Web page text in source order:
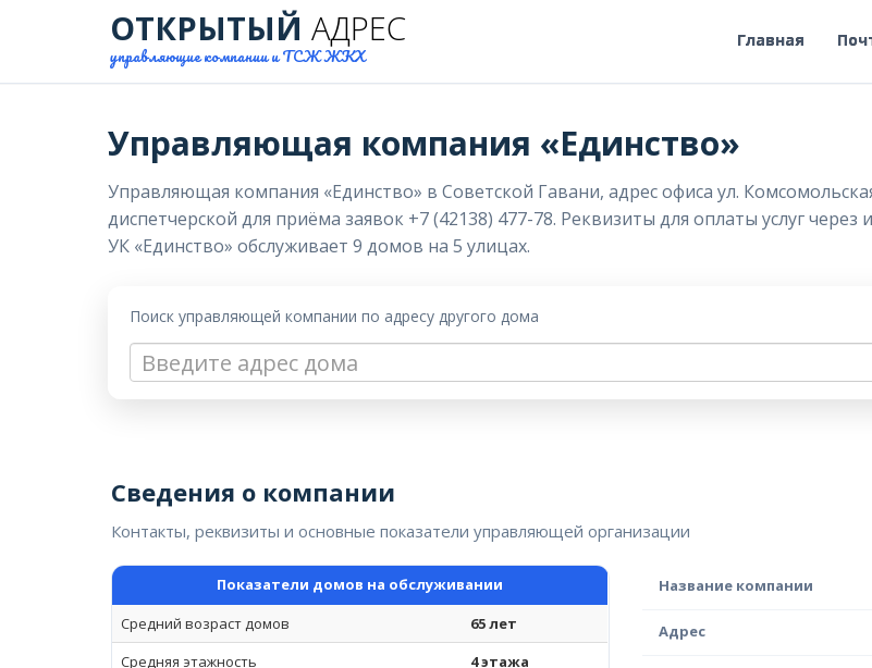
ОТКРЫТЫЙ АДРЕС
управляющие компании и ТСЖ ЖКХ
Главная
Управляющая компания «Единство»
Управляющая компания «Единство» в Советской Гавани, адрес офиса ул.
диспетчерской для приёма заявок +7 (42138) 477-78. Реквизиты для оплаты услуг
УК «Единство» обслуживает 9 домов на 5 улицах.
Поиск управляющей компании по адресу другого дома
Сведения о компании
Контакты, реквизиты и основные показатели управляющей организации
Показатели домов на обслуживании
Средний возраст домов
65 лет
Средняя этажность
4 этажа
Название компании
Адрес